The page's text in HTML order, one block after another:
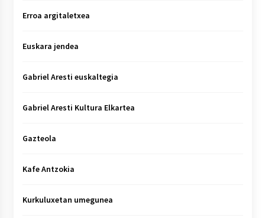
Erroa argitaletxea
Euskara jendea
Gabriel Aresti euskaltegia
Gabriel Aresti Kultura Elkartea
Gazteola
Kafe Antzokia
Kurkuluxetan umegunea